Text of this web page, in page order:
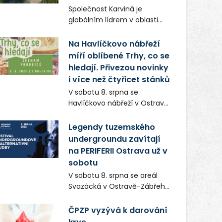
moravskoslezskou metropoli
nevybrali náhodou – její
přirozenou součástí příběhu
bývalého boxerského
šampiona Hoffa (Milan
Ondrík), jenž se po letech
vrací do světa vrcholových
zápasů, tentokrát v MMA.
Společnost Karviná je
globálním lídrem v oblasti
systémů, stabilním
zaměstnavatelem na
Karvinsku a firmou s
obrovským potenciálem.
Na Havlíčkovo nábřeží
míří oblíbené Trhy, co se
hledají. Přivezou novinky
i více než čtyřicet stánků
V sobotu 8. srpna se
Havlíčkovo nábřeží v Ostravě
vůní, chutí a poctivých
lokálních výrobků. Trhy, co se
hledají tentokrát nabídnou
více než čtyřicet pečlivě
vybraných stánků s kvalitní
gastronomií, farmářskými
produkty, designem i
Návštěvníci se mohou těšit
Legendy tuzemského
undergroundu zavítají
na PERIFERII Ostrava už v
sobotu
V sobotu 8. srpna se areál
Svazácká v Ostravě-Zábřehu
undergroundové a
alternativní hudby. Uskuteční
ČPZP vyzývá k darování